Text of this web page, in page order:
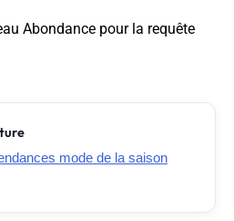
Abondance pour la requête
mode de la saison